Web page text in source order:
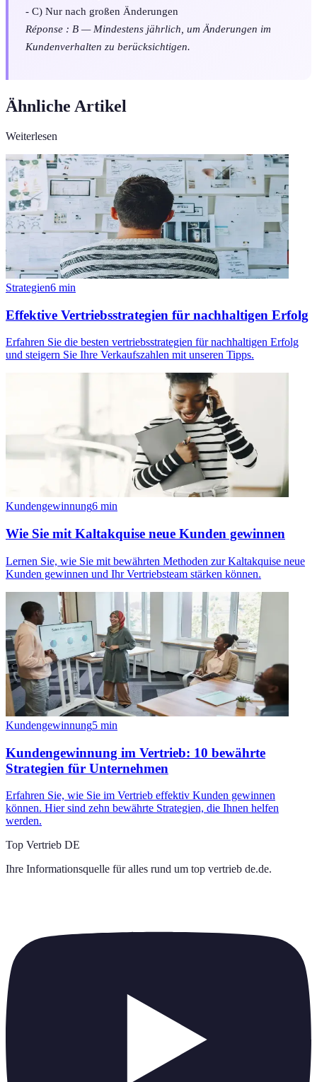
- C) Nur nach großen Änderungen
Réponse : B — Mindestens jährlich, um Änderungen im
Kundenverhalten zu berücksichtigen.
Ähnliche Artikel
Weiterlesen
Strategien6 min
Effektive Vertriebsstrategien für nachhaltigen Erfolg
Erfahren Sie die besten vertriebsstrategien für nachhaltigen Erfolg
und steigern Sie Ihre Verkaufszahlen mit unseren Tipps.
Kundengewinnung6 min
Wie Sie mit Kaltakquise neue Kunden gewinnen
Lernen Sie, wie Sie mit bewährten Methoden zur Kaltakquise neue
Kunden gewinnen und Ihr Vertriebsteam stärken können.
Kundengewinnung5 min
Kundengewinnung im Vertrieb: 10 bewährte
Strategien für Unternehmen
Erfahren Sie, wie Sie im Vertrieb effektiv Kunden gewinnen
können. Hier sind zehn bewährte Strategien, die Ihnen helfen
werden.
Top Vertrieb DE
Ihre Informationsquelle für alles rund um top vertrieb de.de.